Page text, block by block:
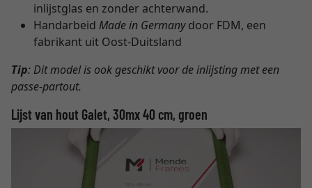
inlijstglas en zonder achterwand.
Handarbeid Made in Germanydoor FDM, een
fabrikant uit Oost-Duitsland
Tip: Dit model is ook geschikt voor de inlijsting met een
passe-partout.
Lijst van hout Galet, 30mx 40 cm, groen